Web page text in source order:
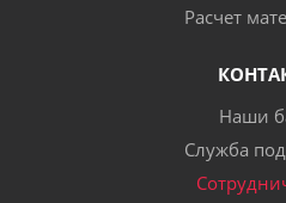
Расчет
Наши
Служба